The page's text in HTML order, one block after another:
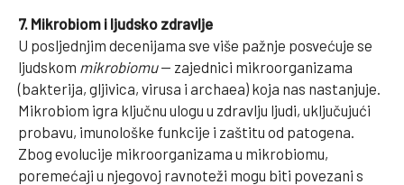
7. Mikrobiom i ljudsko zdravlje
U posljednjim decenijama sve više pažnje posvećuje se
ljudskom mikrobiomu— zajednici mikroorganizama
(bakterija, gljivica, virusa i archaea) koja nas nastanjuje.
Mikrobiom igra ključnu ulogu u zdravlju ljudi, uključujući
probavu, imunološke funkcije i zaštitu od patogena.
Zbog evolucije mikroorganizama u mikrobiomu,
poremećaji u njegovoj ravnoteži mogu biti povezani s